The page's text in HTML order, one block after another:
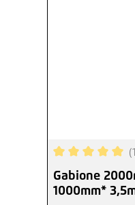
Gabione
1000mm*